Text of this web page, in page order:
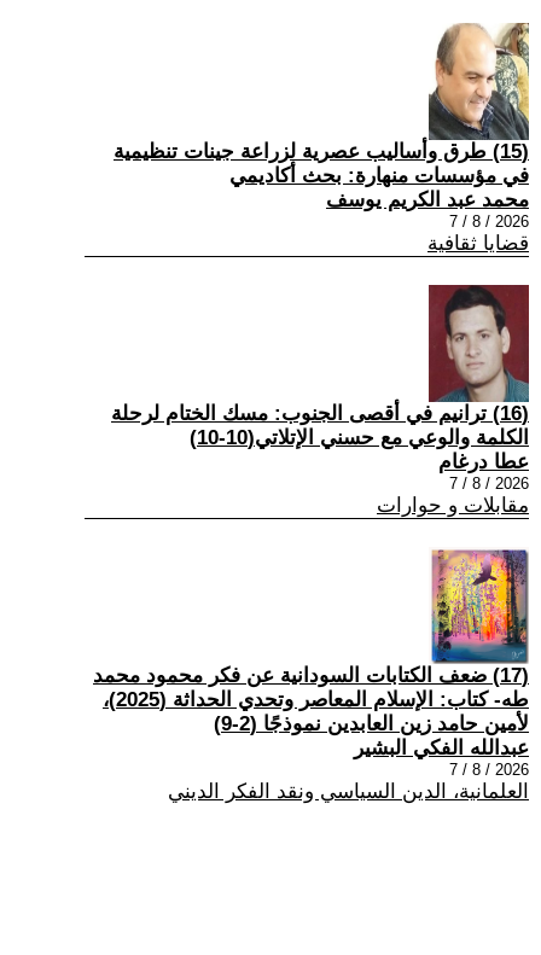
(15) طرق وأساليب عصرية لزراعة جينات تنظيمية
في مؤسسات منهارة: بحث أكاديمي
محمد عبد الكريم يوسف
2026 / 8 / 7
قضايا ثقافية
(16) ترانيم في أقصى الجنوب: مسك الختام لرحلة
الكلمة والوعي مع حسني الإتلاتي(10-10)
عطا درغام
2026 / 8 / 7
مقابلات و حوارات
(17) ضعف الكتابات السودانية عن فكر محمود محمد
طه- كتاب: الإسلام المعاصر وتحدي الحداثة (2025)،
لأمين حامد زين العابدين نموذجًا (2-9)
عبدالله الفكي البشير
2026 / 8 / 7
العلمانية، الدين السياسي ونقد الفكر الديني